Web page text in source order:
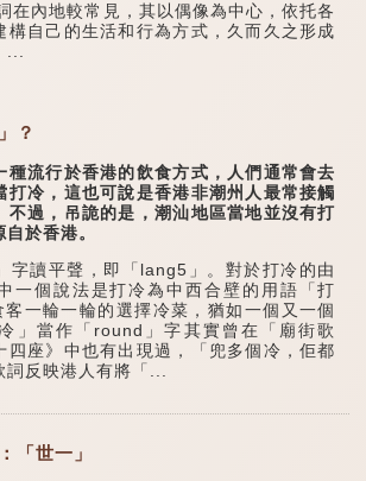
內地較常見，其以偶像為中心，依托各
構自己的生活和行為方式，久而久之形成
？
流行於香港的飲食方式，人們通常會去
打冷，這也可說是香港非潮州人最常接觸
不過，吊詭的是，潮汕地區當地並沒有打
於香港。
讀平聲，即「lang5」。對於打冷的由
一個說法是打冷為中西合壁的用語「打
一輪一輪的選擇冷菜，猶如一個又一個
」當作「round」字其實曾在「廟街歌
四座》中也有出現過，「兜多個冷，佢都
反映港人有將「...
「世一」